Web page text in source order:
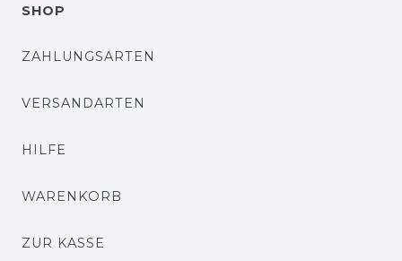
SHOP
ZAHLUNGSARTEN
VERSANDARTEN
HILFE
WARENKORB
ZUR KASSE